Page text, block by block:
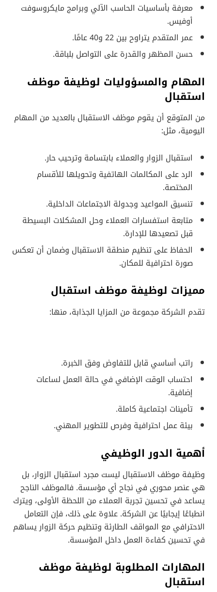
معرفة بأساسيات الحاسب الآلي وبرامج مايكروسوفت
أوفيس.
عمر المتقدم يتراوح بين 22 و40 عامًا.
حسن المظهر والقدرة على التواصل بلباقة.
المهام والمسؤوليات لوظيفة موظف
استقبال
من المتوقع أن يقوم موظف الاستقبال بالعديد من المهام
اليومية، مثل:
استقبال الزوار والعملاء بابتسامة وترحيب حار.
الرد على المكالمات الهاتفية وتحويلها للأقسام
المختصة.
تنسيق المواعيد وجدولة الاجتماعات الداخلية.
متابعة استفسارات العملاء وحل المشكلات البسيطة
قبل تصعيدها للإدارة.
الحفاظ على تنظيم منطقة الاستقبال وضمان أن تعكس
صورة احترافية للمكان.
مميزات لوظيفة موظف استقبال
تقدم الشركة مجموعة من المزايا الجذابة، منها:
راتب أساسي قابل للتفاوض وفق الخبرة.
احتساب الوقت الإضافي في حالة العمل لساعات
إضافية.
تأمينات اجتماعية كاملة.
بيئة عمل احترافية وفرص للتطوير المهني.
أهمية الدور الوظيفي
وظيفة موظف الاستقبال ليست مجرد استقبال الزوار، بل
هي عنصر محوري في نجاح أي مؤسسة. فالموظف الناجح
يساعد في تحسين تجربة العملاء من اللحظة الأولى، ويترك
انطباعًا إيجابيًا عن الشركة. علاوة على ذلك، فإن التعامل
الاحترافي مع المواقف الطارئة وتنظيم حركة الزوار يساهم
في تحسين كفاءة العمل داخل المؤسسة.
المهارات المطلوبة لوظيفة موظف
استقبال